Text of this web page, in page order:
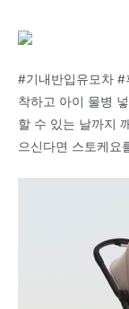
#기내반입유모차 #
착하고 아이 물병
할 수 있는 날까지
으신다면 스토케요